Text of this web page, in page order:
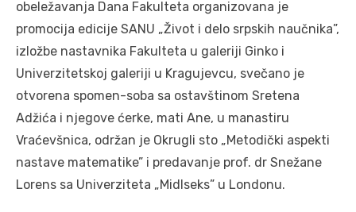
obeležavanja Dana Fakulteta organizovana je
promocija edicije SANU „Život i delo srpskih naučnika”,
izložbe nastavnika Fakulteta u galeriji Ginko i
Univerzitetskoj galeriji u Kragujevcu, svečano je
otvorena spomen-soba sa ostavštinom Sretena
Adžića i njegove ćerke, mati Ane, u manastiru
Vraćevšnica, održan je Okrugli sto „Metodički aspekti
nastave matematike” i predavanje prof. dr Snežane
Lorens sa Univerziteta „Midlseks” u Londonu.